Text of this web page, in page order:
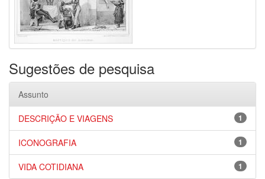
Sugestões de pesquisa
Assunto
1
DESCRIÇÃO E VIAGENS
1
ICONOGRAFIA
1
VIDA COTIDIANA